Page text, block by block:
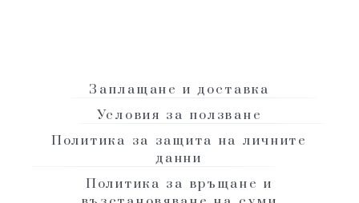
Заплащане и доставка
Условия за ползване
Политика за защита на личните
данни
Политика за връщане и